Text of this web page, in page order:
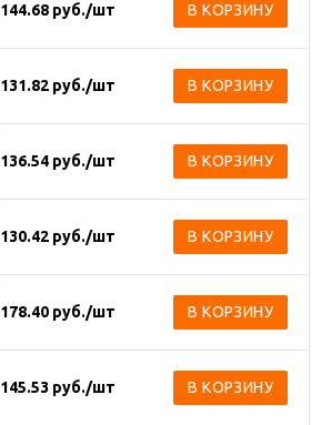
144.68 руб./шт В КОРЗИНУ
131.82 руб./шт В КОРЗИНУ
136.54 руб./шт В КОРЗИНУ
130.42 руб./шт В КОРЗИНУ
178.40 руб./шт В КОРЗИНУ
145.53 руб./шт В КОРЗИНУ